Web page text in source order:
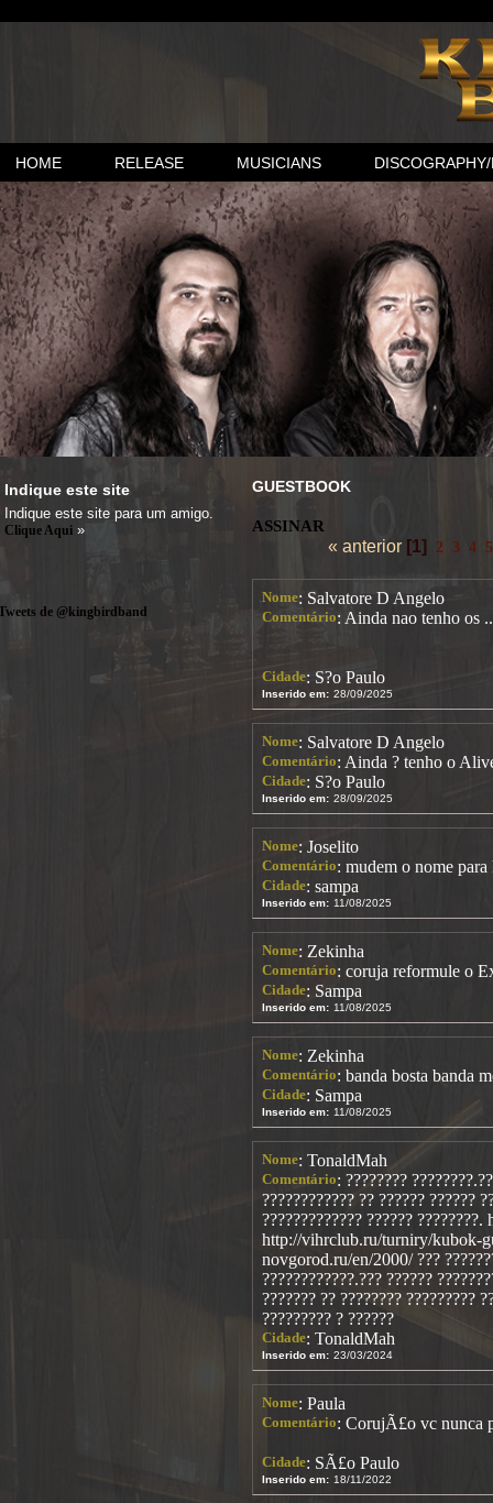
HOME RELEASE MUSICIANS
Indique este site
Indique este site para um amigo.
Clique Aqui »
de @kingbirdband
GUESTBOOK
ASSINAR
« anterior [1] 2 3 4 5
Nome: Salvatore D Angelo
Comentário: Ainda nao tenho os
Cidade: S?o Paulo
Inserido em: 28/09/2025
Nome: Salvatore D Angelo
Comentário: Ainda ? tenho o
Cidade: S?o Paulo
Inserido em: 28/09/2025
Nome: Joselito
Comentário: mudem o nome
Cidade: sampa
Inserido em: 11/08/2025
Nome: Zekinha
Comentário: coruja reformule o
Cidade: Sampa
Inserido em: 11/08/2025
Nome: Zekinha
Comentário: banda bosta banda
Cidade: Sampa
Inserido em: 11/08/2025
Nome: TonaldMah
Comentário: ????????
???????????? ?? ?????? ??????
????????????? ??????
http://vihrclub.ru/turniry/kubok-
novgorod.ru/en/2000/ ???
????????????.??? ??????
??????? ?? ???????? ?????????
????????? ? ??????
Cidade: TonaldMah
Inserido em: 23/03/2024
Nome: Paula
Comentário: CorujÃ£o vc nunca
Cidade: SÃ£o Paulo
Inserido em: 18/11/2022